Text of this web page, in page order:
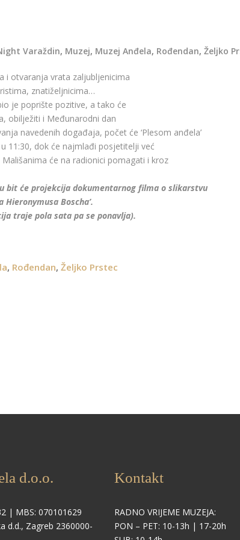
Varaždin, Muzej, Muzej Anđela, Rođendan, Željko
i otvaranja vrata zaljubljenicima
znatiželjnicima…
je poprište pozitive, a tako će
obilježiti i Međunarodni dan
navedenih događaja, počet će ‘Plesom anđela’
11:30, dok će najmlađi posjetitelji već
će na radionici pomagati i kroz
bit će projekcija dokumentarnog filma o slikarstvu
Boscha’.
traje pola sata pa se ponavlja).
, Rođendan, Željko Prstec
d.o.o.
| MBS: 070101629
d.d., Zagreb 2360000-
Kontakt
RADNO VRIJEME MUZEJA:
PON – PET: 10-13h | 17-20h